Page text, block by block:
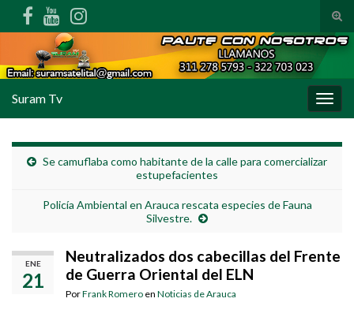
Suram Tv
Se camuflaba como habitante de la calle para comercializar
estupefacientes
Policía Ambiental en Arauca rescata especies de Fauna
Silvestre.
ENE
21
Neutralizados dos cabecillas del Frente
de Guerra Oriental del ELN
PorFrank Romero en Noticias de Arauca